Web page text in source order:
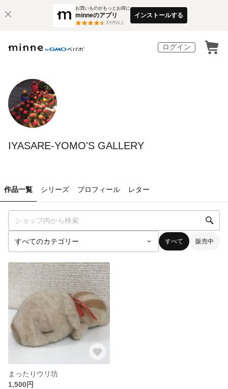
お買いものがもっとお得に
minneのアプリ
3万件以上
インストールする
ログイン
IYASARE-YOMO'S GALLERY
作品一覧 シリーズ プロフィール レター
すべて 販売中
まったりウリ坊
1,500円